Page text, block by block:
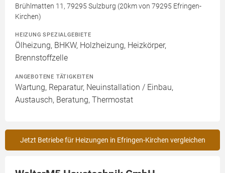
Brühlmatten 11, 79295 Sulzburg (20km von 79295 Efringen-
Kirchen)
HEIZUNG SPEZIALGEBIETE
Ölheizung, BHKW, Holzheizung, Heizkörper,
Brennstoffzelle
ANGEBOTENE TÄTIGKEITEN
Wartung, Reparatur, Neuinstallation / Einbau,
Austausch, Beratung, Thermostat
Jetzt Betriebe für Heizungen in Efringen-Kirchen vergleichen